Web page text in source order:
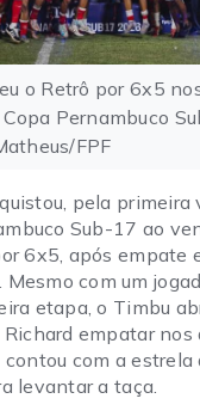
o Retrô por 6x5
Pernambuco
FPF
pela primeira
Sub-17 ao
6x5, após empate
com um
etapa, o Timbu
Richard empatar nos
com a estrela
levantar a taça.